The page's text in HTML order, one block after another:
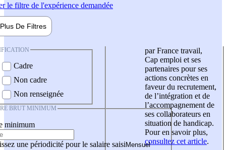
le filtre de l'expérience demandée
Plus De Filtres
Cadre
Non cadre
Non renseignée
BRUT MINIMUM
minimum
une périodicité pour le salaire saisi
par France travail,
Cap emploi et ses
partenaires pour ses
actions concrètes en
faveur du recrutement,
de l’intégration et de
l’accompagnement de
ses collaborateurs en
situation de handicap.
Pour en savoir plus,
consultez cet article.